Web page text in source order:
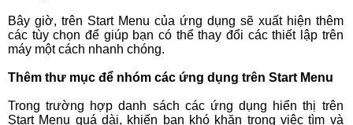
Bây giờ, trên Start Menu của ứng dụng sẽ xuất hiện thêm
các tùy chọn để giúp bạn có thể thay đổi các thiết lập trên
máy một cách nhanh chóng.
Thêm thư mục để nhóm các ứng dụng trên Start Menu
Trong trường hợp danh sách các ứng dụng hiển thị trên
Start Menu quá dài, khiến bạn khó khăn trong việc tìm và